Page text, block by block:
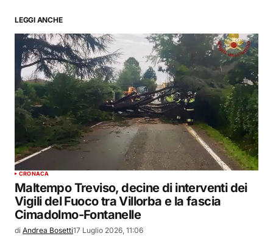
LEGGI ANCHE
CRONACA
Maltempo Treviso, decine di interventi dei
Vigili del Fuoco tra Villorba e la fascia
Cimadolmo-Fontanelle
di Andrea Bosetti17 Luglio 2026, 11:06